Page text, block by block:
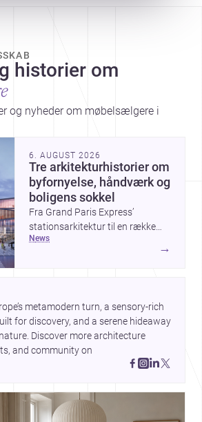
historier om
og nyheder om møbelsælgere i
6. AUGUST 2026
Tre arkitekturhistorier om
byfornyelse, håndværk og
boligens sokkel
Fra Grand Paris Express’
stationsarkitektur til en række
projekter, der undersøger
Samtidig peger The Plinth House
/ Cambra Buró på, hvordan et
klart greb om fundament,
proportion og materialitet kan
give et hjem stærk karakter.
news
→
metamodern turn, a sensory-rich
for discovery, and a serene hideaway
Discover more architecture